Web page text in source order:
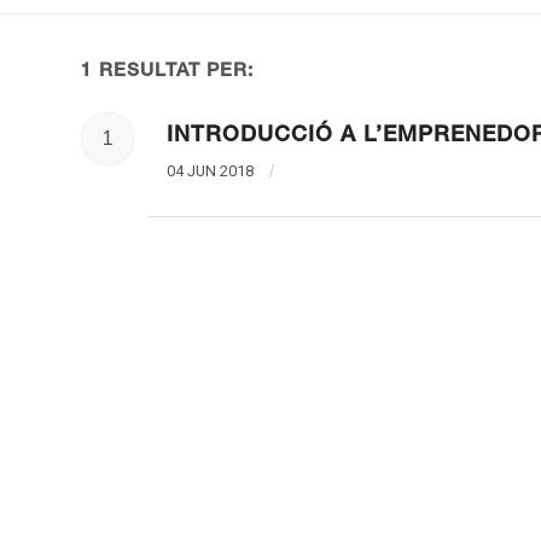
1 RESULTAT PER:
1 INTRODUCCIÓ A
04 JUN 2018 /